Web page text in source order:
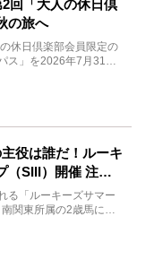
回「大人の休日倶
の旅へ
休日倶楽部会員限定の
ス」を2026年7月31日
役は誰だ！ルーキ
（SIII）開催 注目
ェック
る「ルーキーズサマー
関東所属の2歳馬によ